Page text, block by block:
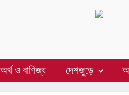
অর্থ ও বাণিজ্য দেশজুড়ে